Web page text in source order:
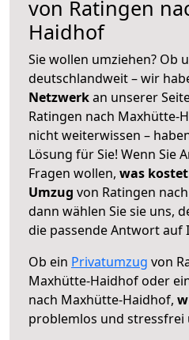
von Ratingen
Haidhof
Sie wollen umziehen? Ob
deutschlandweit – wir
Netzwerkan unserer
Ratingen nach Maxhütte-
nicht weiterwissen –
Lösung für Sie! Wenn Sie
Fragen wollen, was
Umzug von Ratingen
dann wählen Sie sie uns,
die passende Antwort auf
Ob ein Privatumzug von
Maxhütte-Haidhof oder
nach Maxhütte-Haidhof,
problemlos und stressfrei